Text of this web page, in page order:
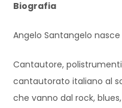
Biografia
Angelo Santangelo nasce
Cantautore,
cantautorato italiano al
che vanno dal rock,